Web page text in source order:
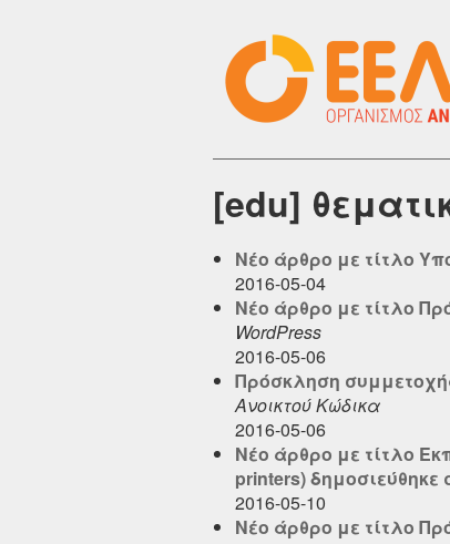
[edu]
Νέο άρθρο με τίτλο
2016-05-04
Νέο άρθρο με τίτλο
WordPress
2016-05-06
Πρόσκληση
Ανοικτού Κώδικα
2016-05-06
Νέο άρθρο με τίτλο
printers) δημοσιεύθηκε
2016-05-10
Νέο άρθρο με τίτλο